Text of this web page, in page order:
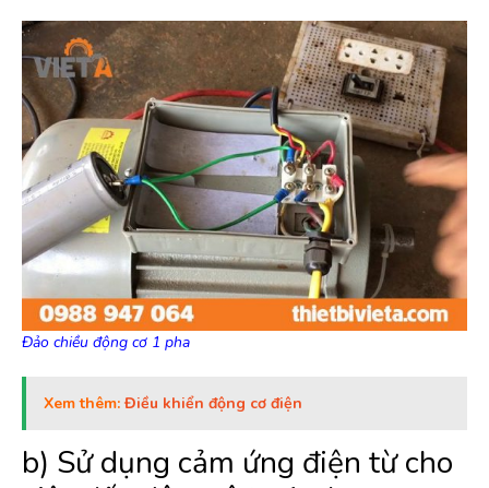
Đảo chiều động cơ 1 pha
Xem thêm: Điều khiển động cơ điện
b) Sử dụng cảm ứng điện từ cho